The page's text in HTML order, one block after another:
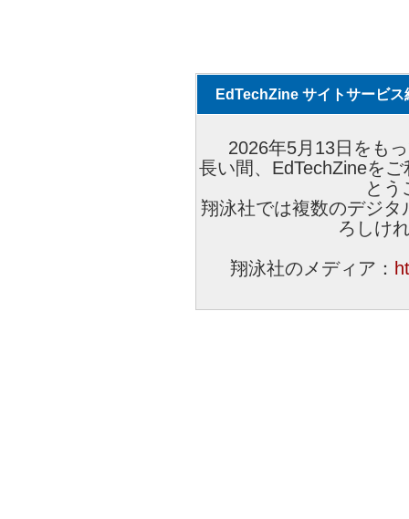
EdTechZine サイトサービス
2026年5月13日をも
長い間、EdTechZineを
とう
翔泳社では複数のデジ
ろしけ
翔泳社のメディア：